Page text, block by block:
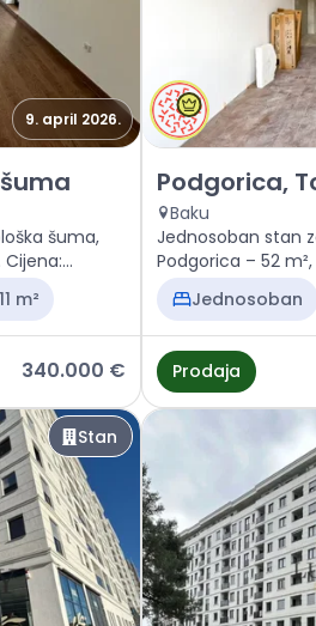
9. april 2026.
šuma
šuma,
Cijena:
m²
340.000 €
Prodaja - Stan
Podgorica,
Baku
Jednosoban stan
Podgorica – 52
175.000 €
Jednosoban
Prodaja
Stan